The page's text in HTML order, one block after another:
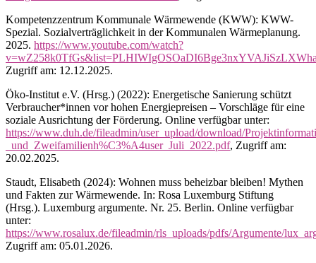
Kompetenzzentrum Kommunale Wärmewende (KWW): KWW-
Spezial. Sozialverträglichkeit in der Kommunalen Wärmeplanung.
2025. https://www.youtube.com/watch?
Zugriff am: 12.12.2025.
Öko-Institut e.V. (Hrsg.) (2022): Energetische Sanierung schützt
Verbraucher*innen vor hohen Energiepreisen – Vorschläge für eine
soziale Ausrichtung der Förderung. Online verfügbar unter:
https://www.duh.de/fileadmin/user_upload/download/
_und_Zweifamilienh%C3%A4user_Juli_2022.pdf, Zugriff am:
20.02.2025.
Staudt, Elisabeth (2024): Wohnen muss beheizbar bleiben! Mythen
und Fakten zur Wärmewende. In: Rosa Luxemburg Stiftung
(Hrsg.). Luxemburg argumente. Nr. 25. Berlin. Online verfügbar
unter:
https://www.rosalux.de/fileadmin/rls_uploads/pdfs/Argumente/
Zugriff am: 05.01.2026.